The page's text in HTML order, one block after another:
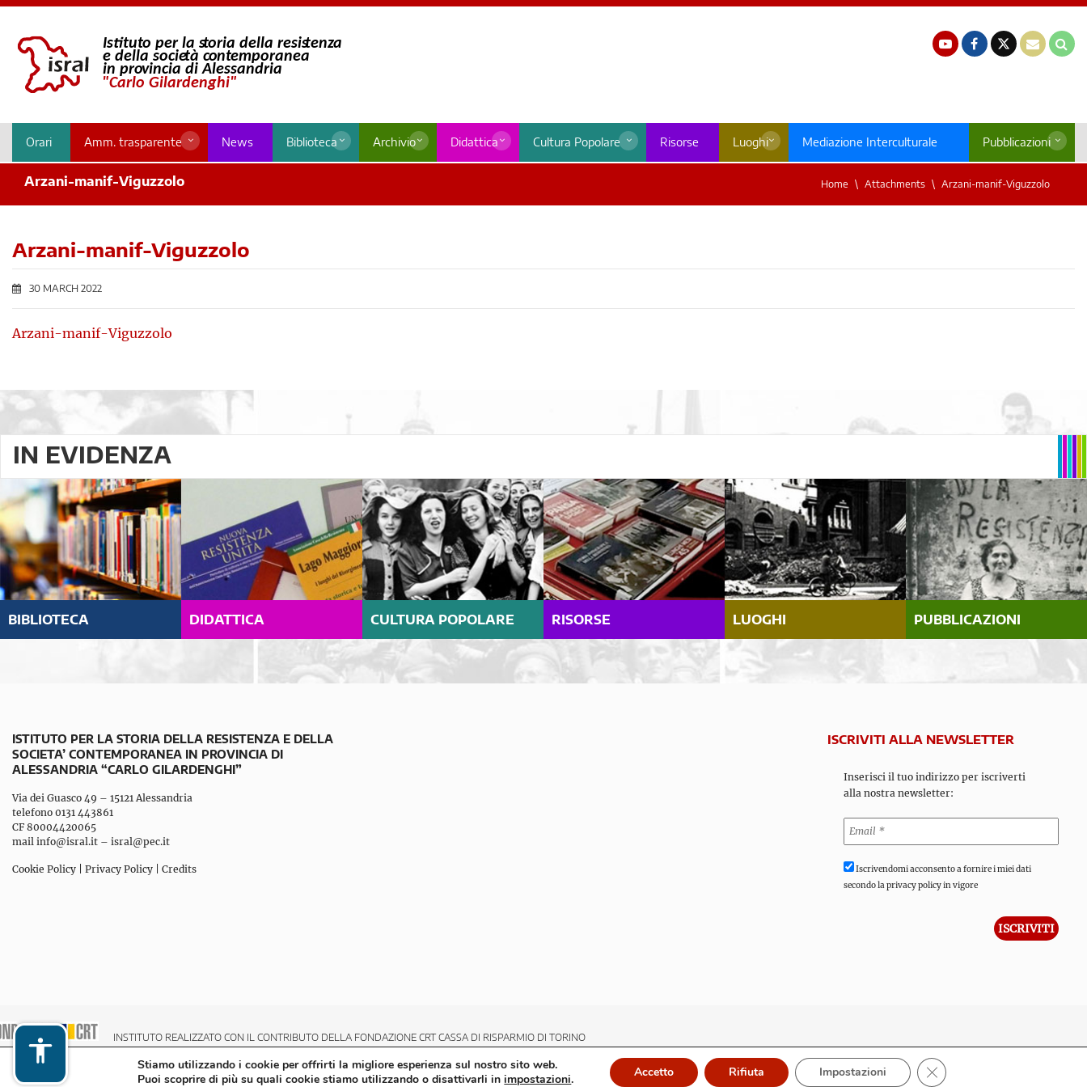
Orari Amm. trasparente News Biblioteca Archivio Didattica Cultura Popolare Risorse Luoghi Mediazione Interculturale Pubblicazioni
Arzani-manif-Viguzzolo Home Attachments Arzani-manif-Viguzzolo
Arzani-manif-Viguzzolo
30 MARCH 2022
Arzani-manif-Viguzzolo
IN EVIDENZA
BIBLIOTECA DIDATTICA CULTURA POPOLARE RISORSE LUOGHI PUBBLICAZIONI
ISTITUTO PER LA STORIA DELLA RESISTENZA E DELLA
SOCIETA’ CONTEMPORANEA IN PROVINCIA DI
ALESSANDRIA “CARLO GILARDENGHI”
Via dei Guasco 49 – 15121 Alessandria
telefono 0131 443861
CF 80004420065
mail info@isral.it – isral@pec.it
Cookie Policy Privacy Policy Credits
ISCRIVITI ALLA NEWSLETTER
Inserisci il tuo indirizzo per iscriverti
alla nostra newsletter:
Iscrivendomi acconsento a fornire i miei dati
secondo la privacy policy in vigore
INSTITUTO REALIZZATO CON IL CONTRIBUTO DELLA FONDAZIONE CRT CASSA DI RISPARMIO DI TORINO
Stiamo utilizzando i cookie per offrirti la migliore esperienza sul nostro sito web.
Puoi scoprire di più su quali cookie stiamo utilizzando o disattivarli inimpostazioni. Accetto Rifiuta Impostazioni Close GDPR Cookie Banner